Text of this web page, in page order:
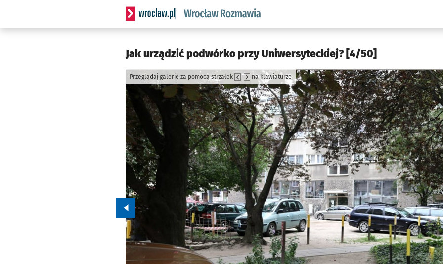
Serwis informacyjny wroclaw.pl podserwis: Rozmawia
Jak urządzić podwórko przy Uniwersyteckiej? [4/50]
Przeglądaj galerię za pomocą strzałek na klawiaturze
Przejdź do poprzedniego zdjęcia.